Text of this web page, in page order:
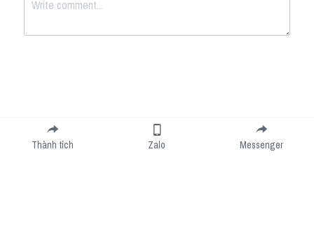
Submit
Thành tích Zalo Messenger